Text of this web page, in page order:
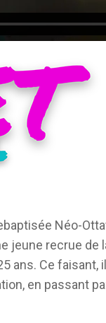
Néo-
jeune recrue de
ans. Ce faisant,
en passant